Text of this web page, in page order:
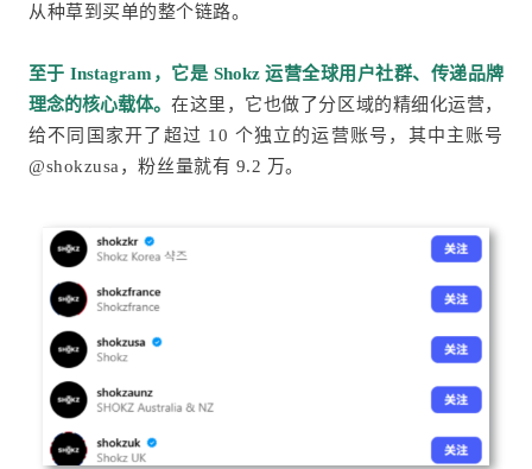
从种草到买单的整个链路。
至于 Instagram，它是 Shokz 运营全球用户社群、传递品牌
理念的核心载体。在这里，它也做了分区域的精细化运营，
给不同国家开了超过 10 个独立的运营账号，其中主账号
@shokzusa，粉丝量就有 9.2 万。